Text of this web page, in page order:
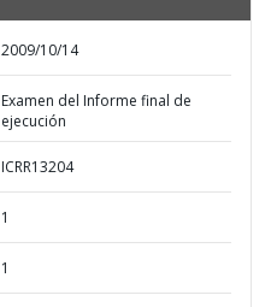
2009/10/14
Examen del Informe final de
ejecución
ICRR13204
1
1